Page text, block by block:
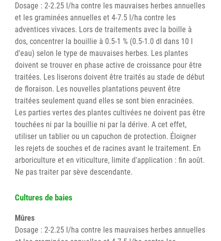
Dosage : 2-2.25 l/ha contre les mauvaises herbes annuelles
et les graminées annuelles et 4-7.5 l/ha contre les
adventices vivaces. Lors de traitements avec la boille à
dos, concentrer la bouillie à 0.5-1 % (0.5-1.0 dl dans 10 l
d'eau) selon le type de mauvaises herbes. Les plantes
doivent se trouver en phase active de croissance pour être
traitées. Les liserons doivent être traités au stade de début
de floraison. Les nouvelles plantations peuvent être
traitées seulement quand elles se sont bien enracinées.
Les parties vertes des plantes cultivées ne doivent pas être
touchées ni par la bouillie ni par la dérive. A cet effet,
utiliser un tablier ou un capuchon de protection. Éloigner
les rejets de souches et de racines avant le traitement. En
arboriculture et en viticulture, limite d'application : fin août.
Ne pas traiter par sève descendante.
Cultures de baies
Mûres
Dosage : 2-2.25 l/ha contre les mauvaises herbes annuelles